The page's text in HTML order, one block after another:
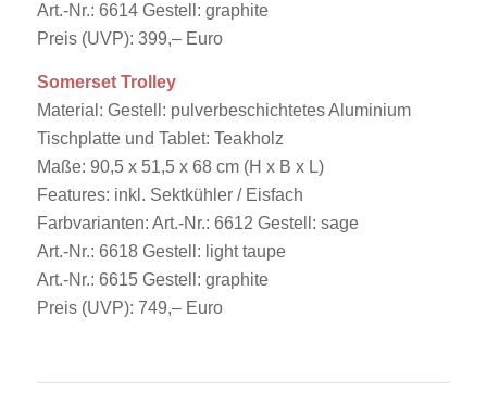
Art.-Nr.: 6614 Gestell: graphite
Preis (UVP): 399,– Euro
Somerset Trolley
Material: Gestell: pulverbeschichtetes Aluminium
Tischplatte und Tablet: Teakholz
Maße: 90,5 x 51,5 x 68 cm (H x B x L)
Features: inkl. Sektkühler / Eisfach
Farbvarianten: Art.-Nr.: 6612 Gestell: sage
Art.-Nr.: 6618 Gestell: light taupe
Art.-Nr.: 6615 Gestell: graphite
Preis (UVP): 749,– Euro